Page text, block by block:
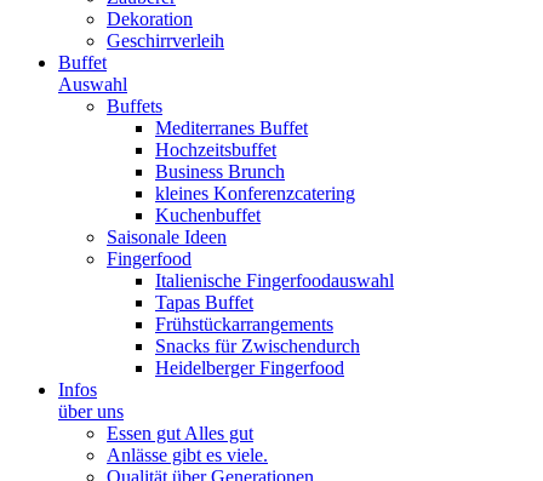
Dekoration
Geschirrverleih
Buffet
Auswahl
Buffets
Mediterranes Buffet
Hochzeitsbuffet
Business Brunch
kleines Konferenzcatering
Kuchenbuffet
Saisonale Ideen
Fingerfood
Italienische Fingerfoodauswahl
Tapas Buffet
Frühstückarrangements
Snacks für Zwischendurch
Heidelberger Fingerfood
Infos
über uns
Essen gut Alles gut
Anlässe gibt es viele.
Qualität über Generationen